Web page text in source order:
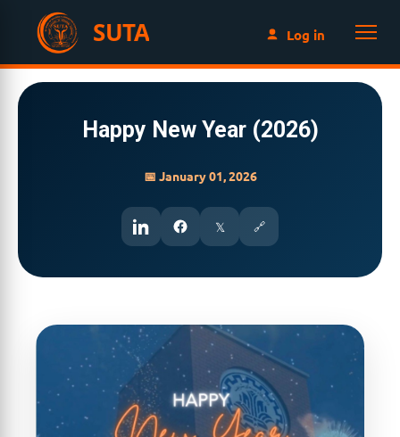
SUTA Log in
Happy New Year (2026)
📅 January 01, 2026
𝕏 🔗